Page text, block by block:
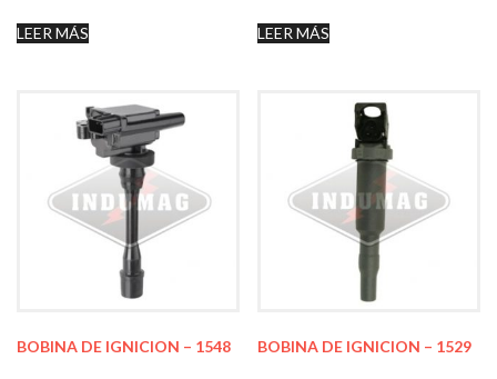
LEER MÁS LEER MÁS
BOBINA DE IGNICION – 1548 BOBINA DE IGNICION – 1529